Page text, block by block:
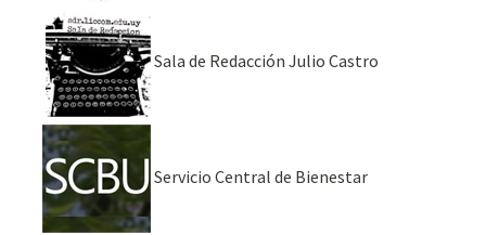
Sala de Redacción Julio Castro
Servicio Central de Bienestar